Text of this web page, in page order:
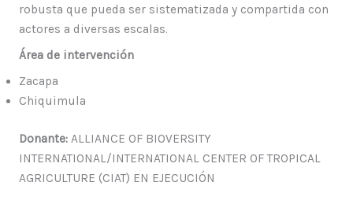
robusta que pueda ser sistematizada y compartida con
actores a diversas escalas.
Área de intervención
Zacapa
Chiquimula
Donante:ALLIANCE OF BIOVERSITY
INTERNATIONAL/INTERNATIONAL CENTER OF TROPICAL
AGRICULTURE (CIAT) EN EJECUCIÓN